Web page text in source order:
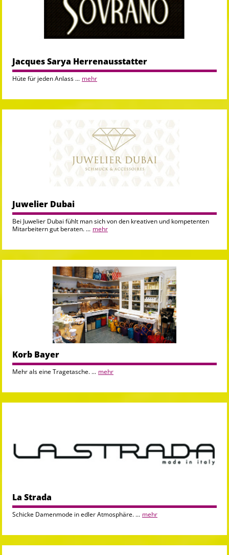
Jacques Sarya Herrenausstatter
Hüte für jeden Anlass ... mehr
Juwelier Dubai
Bei Juwelier Dubai fühlt man sich von den kreativen und kompetenten
Mitarbeitern gut beraten. ... mehr
Korb Bayer
Mehr als eine Tragetasche. ... mehr
La Strada
Schicke Damenmode in edler Atmosphäre. ... mehr